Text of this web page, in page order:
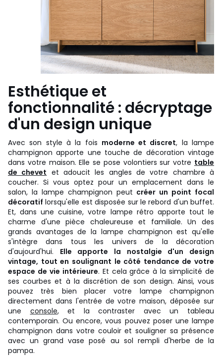
Esthétique et
fonctionnalité : décryptage
d'un design unique
Avec son style à la fois moderne et discret, la lampe
champignon apporte une touche de décoration vintage
dans votre maison. Elle se pose volontiers sur votre table
de chevet et adoucit les angles de votre chambre à
coucher. Si vous optez pour un emplacement dans le
salon, la lampe champignon peut créer un point focal
décoratif lorsqu'elle est disposée sur le rebord d'un buffet.
Et, dans une cuisine, votre lampe rétro apporte tout le
charme d'une pièce chaleureuse et familiale. Un des
grands avantages de la lampe champignon est qu'elle
s'intègre dans tous les univers de la décoration
d'aujourd'hui. Elle apporte la nostalgie d'un design
vintage, tout en soulignant le côté tendance de votre
espace de vie intérieure. Et cela grâce à la simplicité de
ses courbes et à la discrétion de son design. Ainsi, vous
pouvez très bien placer votre lampe champignon
directement dans l'entrée de votre maison, déposée sur
une console, et la contraster avec un tableau
contemporain. Ou encore, vous pouvez poser une lampe
champignon dans votre couloir et souligner sa présence
avec un grand vase posé au sol rempli d'herbe de la
pampa.